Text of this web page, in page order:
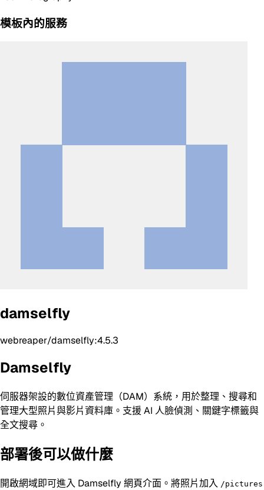
模板內的服務
damselfly
webreaper/damselfly:4.5.3
Damselfly
伺服器架設的數位資產管理（DAM）系統，用於整理、搜尋和
管理大型照片與影片資料庫。支援 AI 人臉偵測、關鍵字標籤與
全文搜尋。
部署後可以做什麼
開啟網域即可進入 Damselfly 網頁介面。將照片加入 /pictures